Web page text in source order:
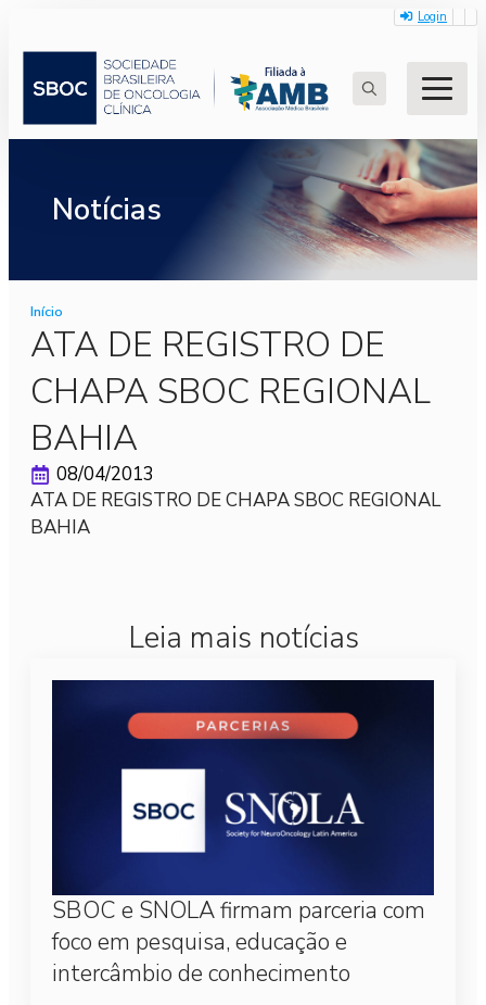
Login
for:
Notícias
Início
ATA DE REGISTRO DE
CHAPA SBOC REGIONAL
BAHIA
08/04/2013
ATA DE REGISTRO DE CHAPA SBOC REGIONAL
BAHIA
Leia mais notícias
SBOC e SNOLA firmam parceria com
foco em pesquisa, educação e
intercâmbio de conhecimento